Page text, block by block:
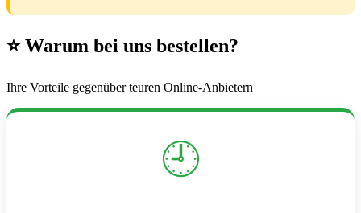
⭐ Warum bei uns bestellen?
Ihre Vorteile gegenüber teuren Online-Anbietern
🕘